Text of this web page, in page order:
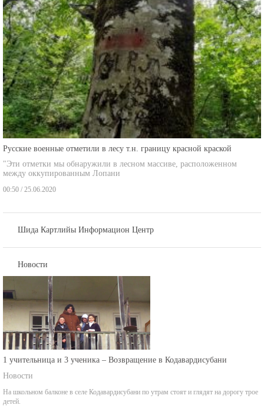
Русские военные отметили в лесу т.н. границу красной краской
"Эти отметки мы обнаружили в лесном массиве, расположенном
между оккупированным Лопани
00:50 / 25.06.2020
Шида Картлийы Информацион Центр
Новости
1 учительница и 3 ученика – Возвращение в Кодавардисубани
Новости
На школьном балконе в селе Кодавардисубани по утрам стоят и глядят на дорогу трое
детей.